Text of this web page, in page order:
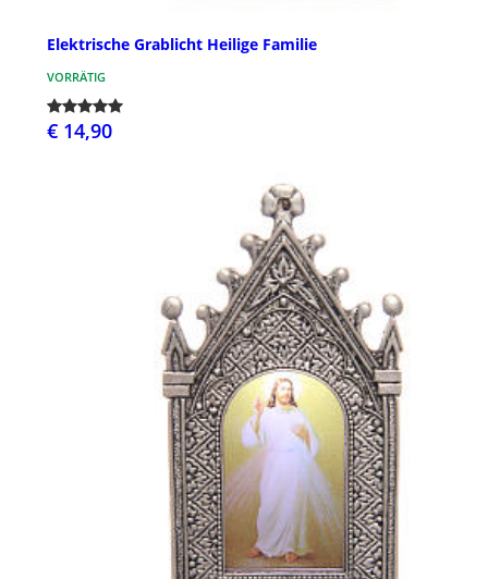
Elektrische Grablicht Heilige Familie
VORRÄTIG
€ 14,90